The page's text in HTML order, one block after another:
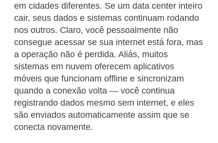
em cidades diferentes. Se um data center inteiro
cair, seus dados e sistemas continuam rodando
nos outros. Claro, você pessoalmente não
consegue acessar se sua internet está fora, mas
a operação não é perdida. Aliás, muitos
sistemas em nuvem oferecem aplicativos
móveis que funcionam offline e sincronizam
quando a conexão volta — você continua
registrando dados mesmo sem internet, e eles
são enviados automaticamente assim que se
conecta novamente.